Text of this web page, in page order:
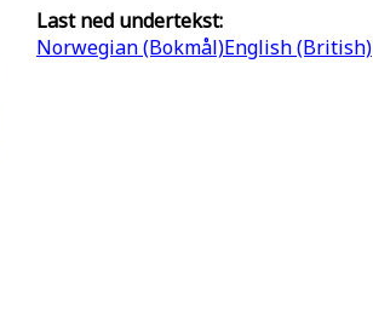
Last ned undertekst:
Norwegian (Bokmål)English (British)